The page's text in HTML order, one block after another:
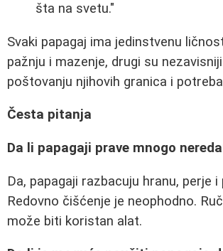
šta na svetu."
Svaki papagaj ima jedinstvenu
pažnju i mazenje, drugi su
poštovanju njihovih granica i
Česta pitanja
Da li papagaji prave mnogo
Da, papagaji razbacuju hranu, perje i
Redovno čišćenje je neophodno.
može biti koristan alat.